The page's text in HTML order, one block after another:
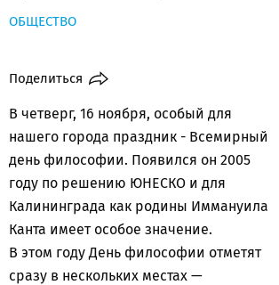
ОБЩЕСТВО
Поделиться
В четверг, 16 ноября, особый для
нашего города праздник - Всемирный
день философии. Появился он 2005
году по решению ЮНЕСКО и для
Калининграда как родины Иммануила
Канта имеет особое значение.
В этом году День философии отметят
сразу в нескольких местах —